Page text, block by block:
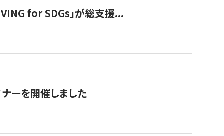
for SDGs」が総支援...
ーを開催しました